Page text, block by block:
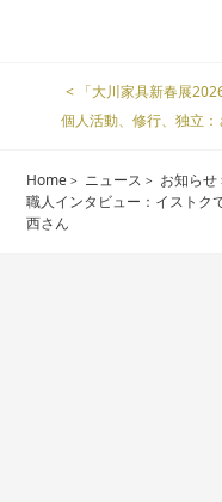
< 「大川家具新春展
個人活動、修行、独立
Home ニュース
お知らせ
職人インタビュー：イストク
西さん